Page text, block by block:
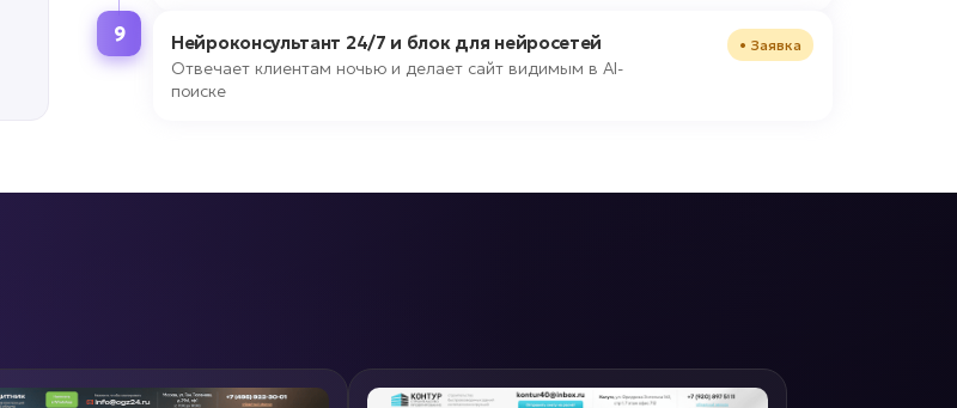
9 Нейроконсультант 24/7 и блок для нейросетей
Отвечает клиентам ночью и делает сайт видимым в AI-
поиске
• Заявка